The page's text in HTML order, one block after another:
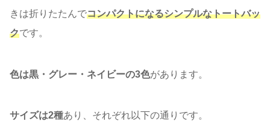
きは折りたたんでコンパクトになるシンプルなトートバッ
クです。
色は黒・グレー・ネイビーの3色があります。
サイズは2種あり、それぞれ以下の通りです。